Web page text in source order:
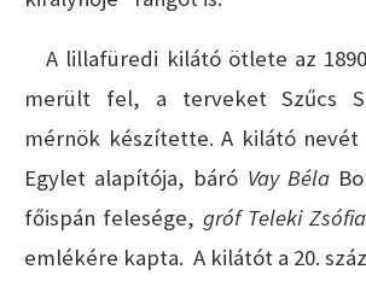
A lillafüredi kilátó ötlete az
merült fel, a terveket Szűcs
mérnök készítette. A kilátó nevét
Egylet alapítója, báró Vay Béla
főispán felesége, gróf Teleki Zsófia
emlékére kapta. A kilátót a 20.